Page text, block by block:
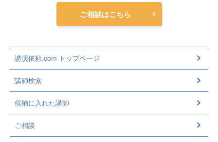
ご相談はこちら
講演依頼.com トップページ
講師検索
候補に入れた講師
ご相談